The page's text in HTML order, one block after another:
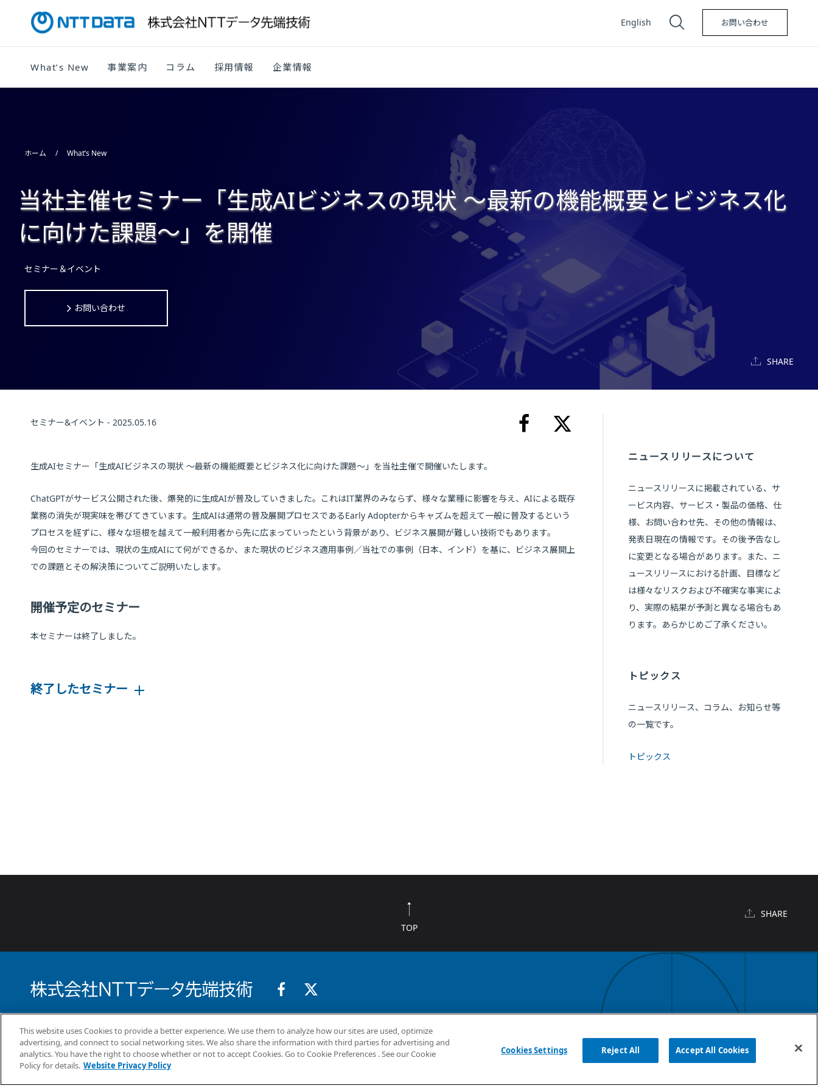
What’s New 事業案内 コラム 採用情報 企業情報
English お問い合わせ
ホーム What’s New
当社主催セミナー「生成AIビジネスの現状 ～最新の機能概要とビジネス化
に向けた課題～」を開催
セミナー＆イベント
お問い合わせ
SHARE
セミナー&イベント - 2025.05.16
生成AIセミナー「生成AIビジネスの現状 ～最新の機能概要とビジネス化に向けた課題～」を当社主催で開催いたします。
ChatGPTがサービス公開された後、爆発的に生成AIが普及していきました。これはIT業界のみならず、様々な業種に影響を与え、AIによる既存
業務の消失が現実味を帯びてきています。生成AIは通常の普及展開プロセスであるEarly Adopterからキャズムを超えて一般に普及するという
プロセスを経ずに、様々な垣根を越えて一般利用者から先に広まっていったという背景があり、ビジネス展開が難しい技術でもあります。
今回のセミナーでは、現状の生成AIにて何ができるか、また現状のビジネス適用事例／当社での事例（日本、インド）を基に、ビジネス展開上
での課題とその解決策についてご説明いたします。
開催予定のセミナー
本セミナーは終了しました。
終了したセミナー
ニュースリリースについて
ニュースリリースに掲載されている、サ
ービス内容、サービス・製品の価格、仕
様、お問い合わせ先、その他の情報は、
発表日現在の情報です。その後予告なし
に変更となる場合があります。また、ニ
ュースリリースにおける計画、目標など
は様々なリスクおよび不確実な事実によ
り、実際の結果が予測と異なる場合もあ
ります。あらかじめご了承ください。
トピックス
ニュースリリース、コラム、お知らせ等
の一覧です。
トピックス
TOP
SHARE
What’s New 事業案内 コラム 採用情報 企業情報
This website uses Cookies to provide a better experience. We use them to analyze how our sites are used, optimize
advertising, and connect to social networking sites. We also share the information with third parties for advertising and
analytics. You have the right to choose whether or not to accept Cookies. Go to Cookie Preferences . See our Cookie
Policy for details. Website Privacy Policy
Cookies Settings Reject All Accept All Cookies